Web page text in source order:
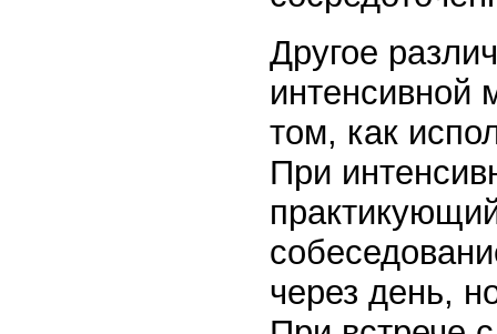
Другое
интенсивной
том, как
При
через день,